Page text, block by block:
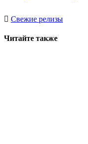
Свежие релизы
Читайте также